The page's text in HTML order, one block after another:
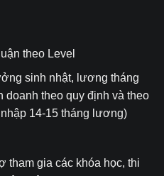
theo Level
sinh nhật, lương tháng
theo quy định và theo
14-15 tháng lương)
tham gia các khóa học, thi